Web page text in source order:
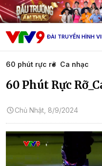
ĐÀI TRUYỀN HÌNH
60 phút rực rỡ Ca nhạc
60 Phút Rực
Chủ Nhật, 8/9/2024